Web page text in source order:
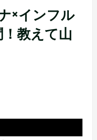
×インフル
教えて山